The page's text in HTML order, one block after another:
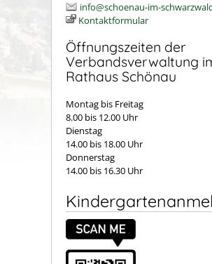
info@schoenau-im-
Kontaktformular
Öffnungszeiten der
Verbandsverwaltung
Rathaus Schönau
Montag bis Freitag
8.00 bis 12.00 Uhr
Dienstag
14.00 bis 18.00 Uhr
Donnerstag
14.00 bis 16.30 Uhr